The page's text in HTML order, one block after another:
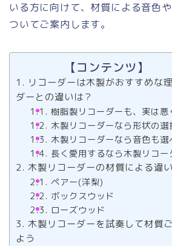
いる方に向けて、材質による音色
ついてご案内します。
【コンテンツ】
リコーダーは木製がおすすめな
ダーとの違いは？
樹脂製リコーダーも、実は悪
木製リコーダーなら形状の選
木製リコーダーなら音色も選
長く愛用するなら木製リコー
木製リコーダーの材質による違
ペアー(洋梨)
ボックスウッド
ローズウッド
木製リコーダーを試奏して材質
よう